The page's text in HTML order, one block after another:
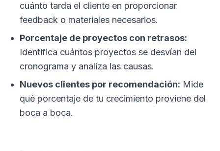
cuánto tarda el cliente en proporcionar
feedback o materiales necesarios.
Porcentaje de proyectos con retrasos:
Identifica cuántos proyectos se desvían del
cronograma y analiza las causas.
Nuevos clientes por recomendación: Mide
qué porcentaje de tu crecimiento proviene del
boca a boca.